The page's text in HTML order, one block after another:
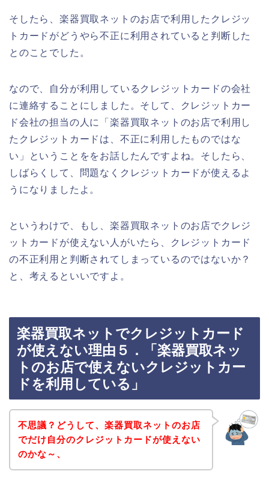
そしたら、楽器買取ネットのお店で利用したクレジッ
トカードがどうやら不正に利用されていると判断した
とのことでした。
なので、自分が利用しているクレジットカードの会社
に連絡することにしました。そして、クレジットカー
ド会社の担当の人に「楽器買取ネットのお店で利用し
たクレジットカードは、不正に利用したものではな
い」ということををお話したんですよね。そしたら、
しばらくして、問題なくクレジットカードが使えるよ
うになりましたよ。
というわけで、もし、楽器買取ネットのお店でクレジ
ットカードが使えない人がいたら、クレジットカード
の不正利用と判断されてしまっているのではないか？
と、考えるといいですよ。
楽器買取ネットでクレジットカード
が使えない理由５．「楽器買取ネッ
トのお店で使えないクレジットカー
ドを利用している」
不思議？どうして、楽器買取ネットのお店
でだけ自分のクレジットカードが使えない
のかな～、